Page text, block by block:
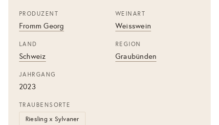
PRODUZENT
Fromm Georg
WEINART
Weisswein
LAND
Schweiz
REGION
Graubünden
JAHRGANG
2023
TRAUBENSORTE
Riesling x Sylvaner